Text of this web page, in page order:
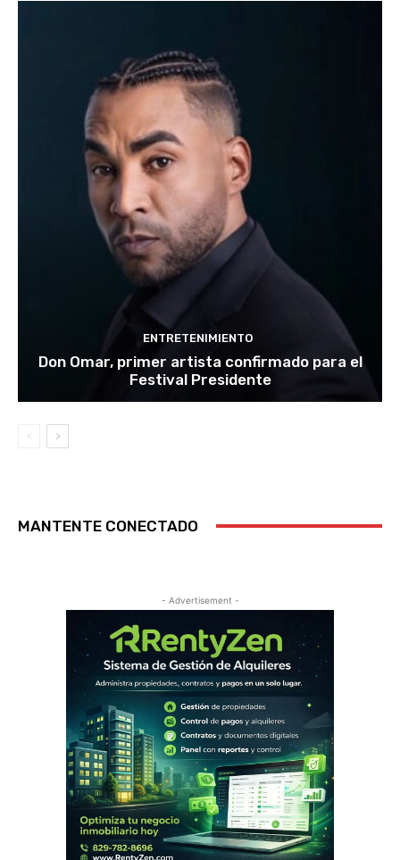
ENTRETENIMIENTO
Don Omar, primer artista confirmado para el
Festival Presidente
MANTENTE CONECTADO
- Advertisement -